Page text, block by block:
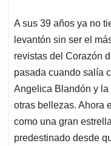
A sus 39 años ya no
levantón sin ser el
revistas del Corazón
pasada cuando salía
Angelica Blandón y
otras bellezas. Ahora
como una gran
predestinado desde